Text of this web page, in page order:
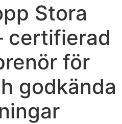
Stora
certifierad
för
godkända